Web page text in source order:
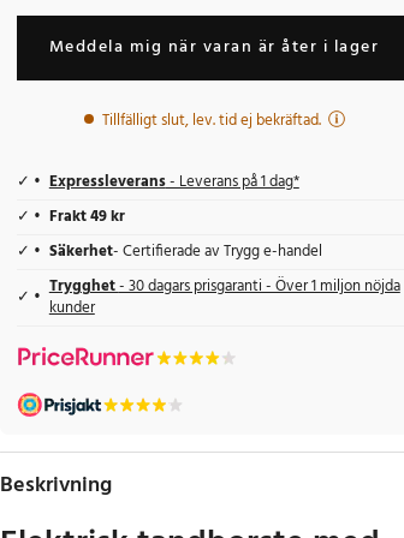
Meddela mig när varan är åter i lager
Tillfälligt slut, lev. tid ej bekräftad.
Expressleverans- Leverans på 1 dag*
Frakt 49 kr
Säkerhet- Certifierade av Trygg e-handel
Trygghet- 30 dagars prisgaranti - Över 1 miljon nöjda
kunder
Beskrivning